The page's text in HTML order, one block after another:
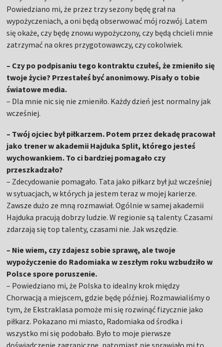
Powiedziano mi, że przez trzy sezony będę grał na
wypożyczeniach, a oni będą obserwować mój rozwój. Latem
się okaże, czy będę znowu wypożyczony, czy będą chcieli mnie
zatrzymać na okres przygotowawczy, czy cokolwiek.
– Czy po podpisaniu tego kontraktu czułeś, że zmieniło się
twoje życie? Przestałeś być anonimowy. Pisały o tobie
światowe media.
– Dla mnie nic się nie zmieniło. Każdy dzień jest normalny jak
wcześniej.
– Twój ojciec był piłkarzem. Potem przez dekadę pracował
jako trener w akademii Hajduka Split, którego jesteś
wychowankiem. To ci bardziej pomagało czy
przeszkadzało?
– Zdecydowanie pomagało. Tata jako piłkarz był już wcześniej
w sytuacjach, w których ja jestem teraz w mojej karierze.
Zawsze dużo ze mną rozmawiał. Ogólnie w samej akademii
Hajduka pracują dobrzy ludzie. W regionie są talenty. Czasami
zdarzają się top talenty, czasami nie. Jak wszędzie.
– Nie wiem, czy zdajesz sobie sprawę, ale twoje
wypożyczenie do Radomiaka w zeszłym roku wzbudziło w
Polsce spore poruszenie.
– Powiedziano mi, że Polska to idealny krok między
Chorwacją a miejscem, gdzie będę później. Rozmawialiśmy o
tym, że Ekstraklasa pomoże mi się rozwinąć fizycznie jako
piłkarz. Pokazano mi miasto, Radomiaka od środka i
wszystko mi się podobało. Było to moje pierwsze